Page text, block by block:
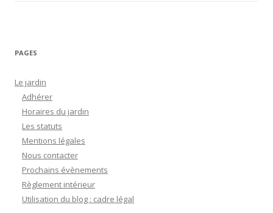
PAGES
Le jardin
Adhérer
Horaires du jardin
Les statuts
Mentions légales
Nous contacter
Prochains évènements
Règlement intérieur
Utilisation du blog : cadre légal